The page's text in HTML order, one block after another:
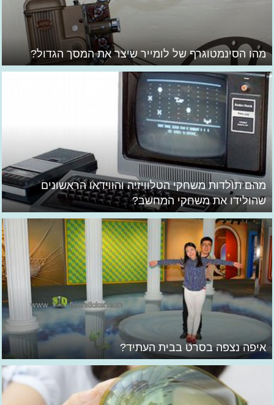
מהו הסינמטוגרף של לומייר שיצר את המסך הגדול?
מהם תולדות משחקי הטלוויזיה והווידאו הראשונים
שהולידו את משחקי המחשב?
איפה נצפה בסרט בבית העתיד?